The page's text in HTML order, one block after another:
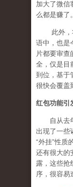
加大了微信
么都是赚了。
此外，将
语中，也是
片都要审
全，仅是目
到位，基于
很快会覆盖
红包功能引
自从去年
出现了一些
“外挂”性质
还有很大的
露，这些抢
序，很容易